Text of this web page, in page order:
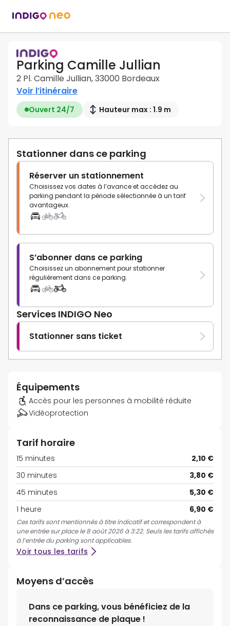
Parking Camille Jullian
2 Pl. Camille Jullian, 33000 Bordeaux
Voir l’itinéraire
Ouvert 24/7 Hauteur max : 1.9 m
Stationner dans ce parking
Réserver un stationnement
Choisissez vos dates à l’avance et accédez au
parking pendant la période sélectionnée à un tarif
avantageux.
S’abonner dans ce parking
Choisissez un abonnement pour stationner
régulièrement dans ce parking.
Services INDIGO Neo
Stationner sans ticket
Équipements
Accès pour les personnes à mobilité réduite
Vidéoprotection
Tarif horaire
15 minutes
2,10 €
30 minutes
3,80 €
45 minutes
5,30 €
1 heure
6,90 €
Ces tarifs sont mentionnés à titre indicatif et correspondent à
une entrée sur place le 8 août 2026 à 3:22. Seuls les tarifs affichés
à l’entrée du parking sont applicables.
Voir tous les tarifs
Moyens d’accès
Dans ce parking, vous bénéficiez de la
reconnaissance de plaque !